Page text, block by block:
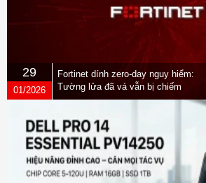
29
01/2026
Fortinet dính zero-day nguy hiểm:
Tường lửa đã vá vẫn bị chiếm
quyền